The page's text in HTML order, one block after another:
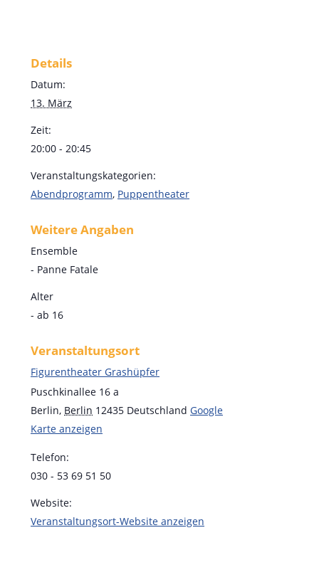
Details
Datum:
13. März
Zeit:
20:00 - 20:45
Veranstaltungskategorien:
Abendprogramm, Puppentheater
Veranstaltungsort
Figurentheater Grashüpfer
Puschkinallee 16 a
Berlin, Berlin 12435 Deutschland Google
Karte anzeigen
Telefon:
030 - 53 69 51 50
Website:
Veranstaltungsort-Website anzeigen
Weitere Angaben
Ensemble
- Panne Fatale
Alter
- ab 16